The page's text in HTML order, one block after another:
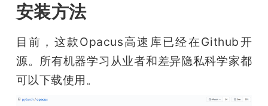
安装方法
目前，这款Opacus高速库已经在Github开
源。所有机器学习从业者和差异隐私科学家都
可以下载使用。